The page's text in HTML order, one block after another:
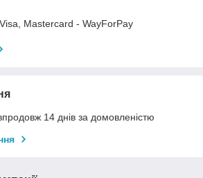
Mastercard - WayForPay
14 днів за домовленістю